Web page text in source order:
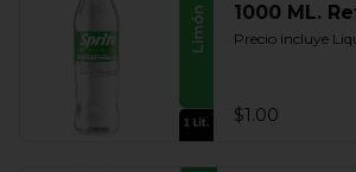
1000 ML.
Precio incluye
$1.00